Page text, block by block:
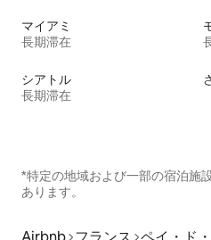
マイアミ
長期滞在
シアトル
長期滞在
*特定の地域および一部の宿泊施
あります。